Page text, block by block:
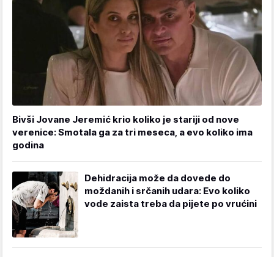
Bivši Jovane Jeremić krio koliko je stariji od nove
verenice: Smotala ga za tri meseca, a evo koliko ima
godina
Dehidracija može da dovede do
moždanih i srčanih udara: Evo koliko
vode zaista treba da pijete po vrućini